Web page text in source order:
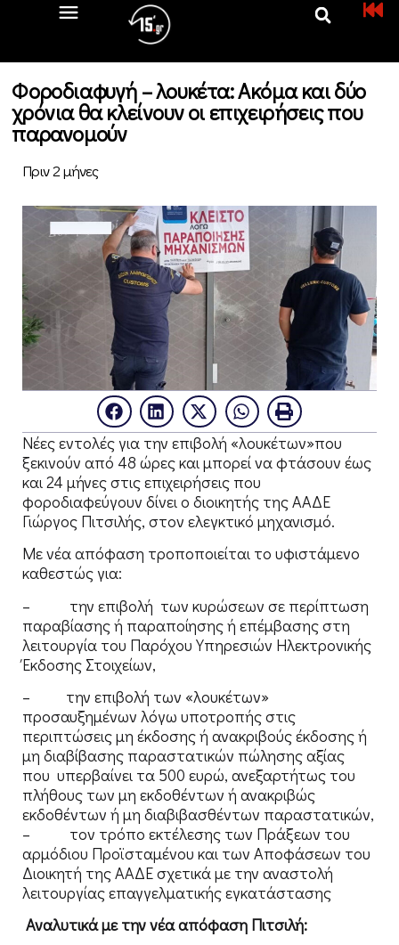
Φοροδιαφυγή – λουκέτα: Ακόμα και δύο
χρόνια θα κλείνουν οι επιχειρήσεις που
παρανομούν
Πριν 2 μήνες
Νέες εντολές για την επιβολή «λουκέτων»που
ξεκινούν από 48 ώρες και μπορεί να φτάσουν έως
και 24 μήνες στις επιχειρήσεις που
φοροδιαφεύγουν δίνει ο διοικητής της ΑΑΔΕ
Γιώργος Πιτσιλής, στον ελεγκτικό μηχανισμό.
Με νέα απόφαση τροποποιείται το υφιστάμενο
καθεστώς για:
– την επιβολή των κυρώσεων σε περίπτωση
παραβίασης ή παραποίησης ή επέμβασης στη
λειτουργία του Παρόχου Υπηρεσιών Ηλεκτρονικής
Έκδοσης Στοιχείων,
– την επιβολή των «λουκέτων»
προσαυξημένων λόγω υποτροπής στις
περιπτώσεις μη έκδοσης ή ανακριβούς έκδοσης ή
μη διαβίβασης παραστατικών πώλησης αξίας
που υπερβαίνει τα 500 ευρώ, ανεξαρτήτως του
πλήθους των μη εκδοθέντων ή ανακριβώς
εκδοθέντων ή μη διαβιβασθέντων παραστατικών,
– τον τρόπο εκτέλεσης των Πράξεων του
αρμόδιου Προϊσταμένου και των Αποφάσεων του
Διοικητή της ΑΑΔΕ σχετικά με την αναστολή
λειτουργίας επαγγελματικής εγκατάστασης
Αναλυτικά με την νέα απόφαση Πιτσιλή: